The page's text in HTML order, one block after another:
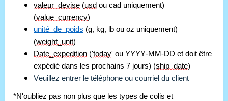
valeur_devise (usd ou cad uniquement)
(value_currency)
unité_de_poids (g, kg, lb ou oz uniquement)
(weight_unit)
Date_expedition ('today' ou YYYY-MM-DD et doit être
expédié dans les prochains 7 jours) (ship_date)
Veuillez entrer le téléphone ou courriel du client
*N'oubliez pas non plus que les types de colis et